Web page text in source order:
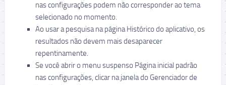
nas configurações podem não corresponder ao tema
selecionado no momento.
Ao usar a pesquisa na página Histórico do aplicativo, os
resultados não devem mais desaparecer
repentinamente.
Se você abrir o menu suspenso Página inicial padrão
nas configurações, clicar na janela do Gerenciador de